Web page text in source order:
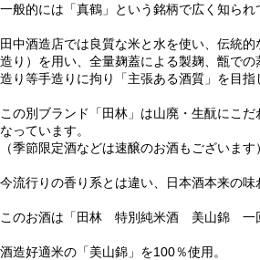
一般的には「真鶴」という銘柄で広く知られ
田中酒造店では良質な米と水を使い、伝統的
造り）を用い、全量麹蓋による製麹、甑で
造り等手造りに拘り「主張ある酒質」を目指
この別ブランド「田林」は山廃・生酛にこ
なっています。
（季節限定酒などは速醸のお酒もございます）
今流行りの香り系とは違い、日本酒本来の味
このお酒は「田林 特別純米酒 美山錦 一
酒造好適米の「美山錦」を100％使用。